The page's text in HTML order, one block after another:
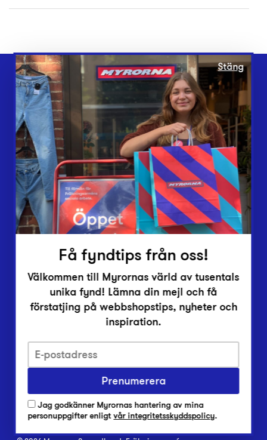
Webbshop
Butiker
Lämna in
Vårt överskott
Inlämningsplatser
Om Myrorna
Lediga jobb
Pressrum
Integritetsskyddspolicy
Har du frågor om onlineköp, leverans eller retur?
Har du frågor om vår verksamhet?
Vanliga frågor om Myrorna
Stäng
Få fyndtips från oss!
Välkommen till Myrornas värld av tusentals
unika fynd! Lämna din mejl och få
förstatjing på webbshopstips, nyheter och
inspiration.
Prenumerera
Jag godkänner Myrornas hantering av mina
personuppgifter enligtvår integritetsskyddspolicy.